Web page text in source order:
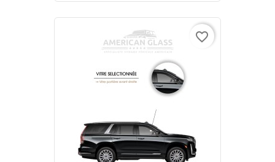
favorite_border